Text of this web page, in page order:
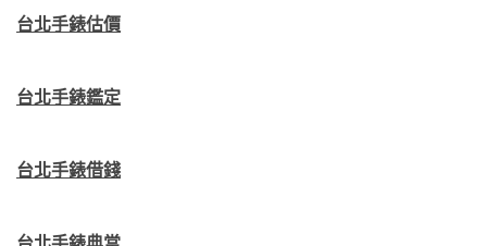
台北手錶估價
台北手錶鑑定
台北手錶借錢